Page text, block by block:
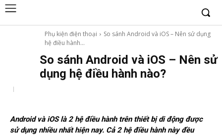
Phụ kiện điện thoại
So sánh Android và iOS – Nên sử dụng
hệ điều hành...
So sánh Android và iOS – Nên sử
dụng hệ điều hành nào?
Android và iOS là 2 hệ điều hành trên thiết bị di động được
sử dụng nhiều nhất hiện nay. Cả 2 hệ điều hành này đều